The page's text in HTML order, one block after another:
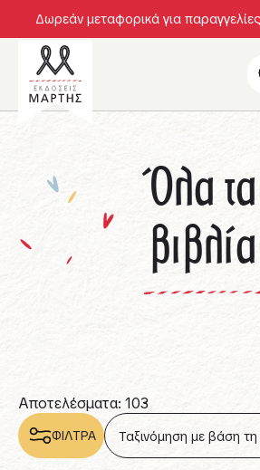
Δωρεάν μεταφορικά για
Όλα τα
βιβλία
Αποτελέσματα: 103
ΦΙΛΤΡΑ